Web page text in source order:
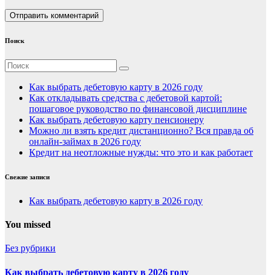
Поиск
Как выбрать дебетовую карту в 2026 году
Как откладывать средства с дебетовой картой:
пошаговое руководство по финансовой дисциплине
Как выбрать дебетовую карту пенсионеру
Можно ли взять кредит дистанционно? Вся правда об
онлайн-займах в 2026 году
Кредит на неотложные нужды: что это и как работает
Свежие записи
Как выбрать дебетовую карту в 2026 году
You missed
Без рубрики
Как выбрать дебетовую карту в 2026 году